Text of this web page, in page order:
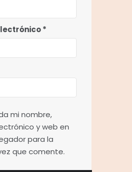
*
mi nombre,
y web en
para la
que comente.